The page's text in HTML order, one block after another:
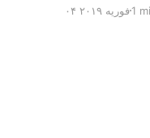
روز یکشنبه
۰۴ فوریه ۲۰۱۹1